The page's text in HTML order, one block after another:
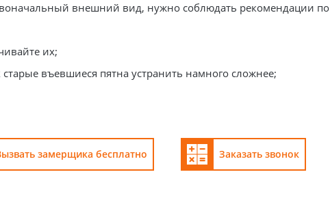
внешний вид, нужно соблюдать рекомендации по
их;
въевшиеся пятна устранить намного сложнее;
замерщика бесплатно Заказать звонок